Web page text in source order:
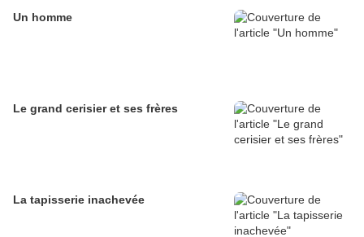
Un homme
Le grand cerisier et ses frères
La tapisserie inachevée